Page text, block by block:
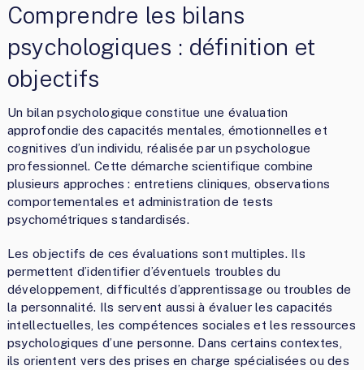
Comprendre les bilans
psychologiques : définition et
objectifs
Un bilan psychologique constitue une évaluation
approfondie des capacités mentales, émotionnelles et
cognitives d’un individu, réalisée par un psychologue
professionnel. Cette démarche scientifique combine
plusieurs approches : entretiens cliniques, observations
comportementales et administration de tests
psychométriques standardisés.
Les objectifs de ces évaluations sont multiples. Ils
permettent d’identifier d’éventuels troubles du
développement, difficultés d’apprentissage ou troubles de
la personnalité. Ils servent aussi à évaluer les capacités
intellectuelles, les compétences sociales et les ressources
psychologiques d’une personne. Dans certains contextes,
ils orientent vers des prises en charge spécialisées ou des